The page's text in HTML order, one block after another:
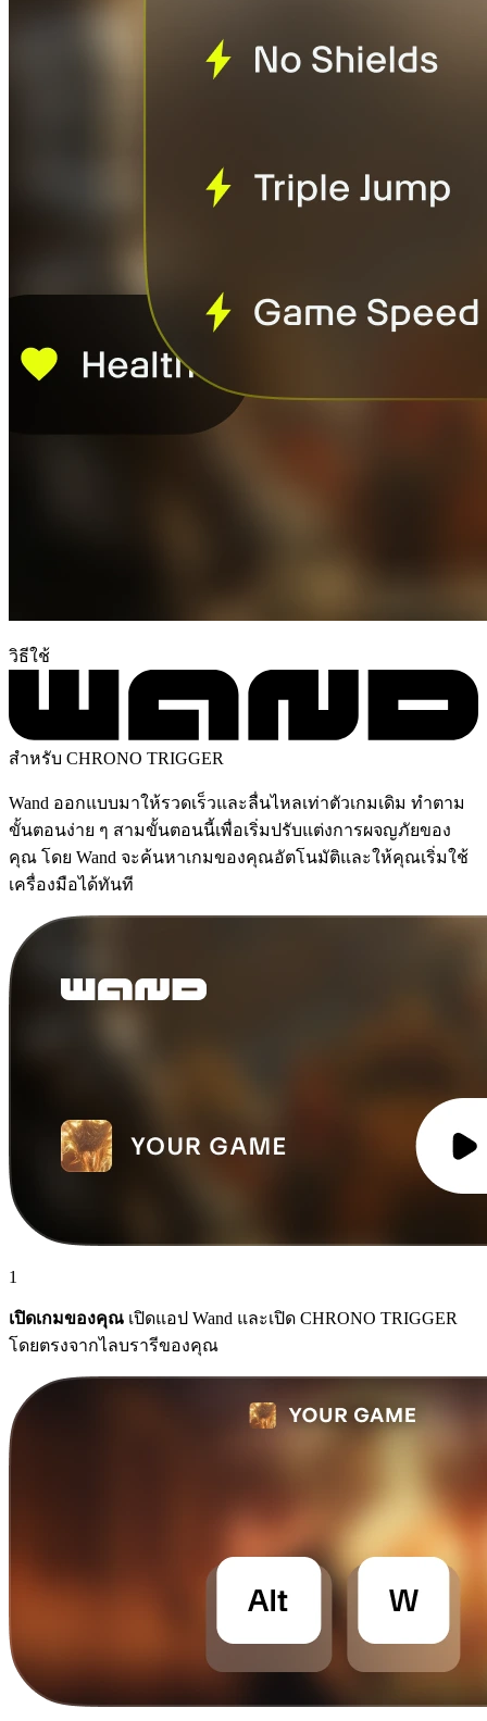
วิธีใช้
สำหรับ CHRONO TRIGGER
Wand ออกแบบมาให้รวดเร็วและลื่นไหลเท่าตัวเกมเดิม ทำตาม
ขั้นตอนง่าย ๆ สามขั้นตอนนี้เพื่อเริ่มปรับแต่งการผจญภัยของ
คุณ โดย Wand จะค้นหาเกมของคุณอัตโนมัติและให้คุณเริ่มใช้
เครื่องมือได้ทันที
1
เปิดเกมของคุณ เปิดแอป Wand และเปิด CHRONO TRIGGER
โดยตรงจากไลบรารีของคุณ